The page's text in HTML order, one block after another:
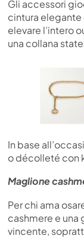
Gli accessori
cintura
elevare l’intero
una collana
In base
o décolleté con
Maglione
Per chi ama
cashmere e una
vincente,